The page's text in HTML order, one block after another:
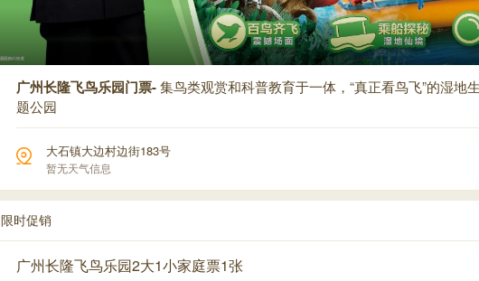
广州长隆飞鸟乐园门票-集鸟类观赏和科普教育于一体，“真正看鸟飞”的湿地
题公园
大石镇大边村边街183号
暂无天气信息
限时促销
广州长隆飞鸟乐园2大1小家庭票1张